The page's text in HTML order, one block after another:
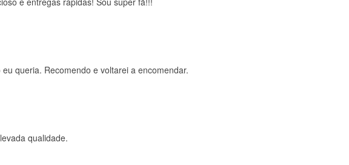
queria. Recomendo e voltarei a encomendar.
qualidade.